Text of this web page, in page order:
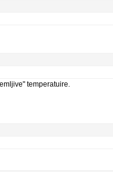
temperatuire.